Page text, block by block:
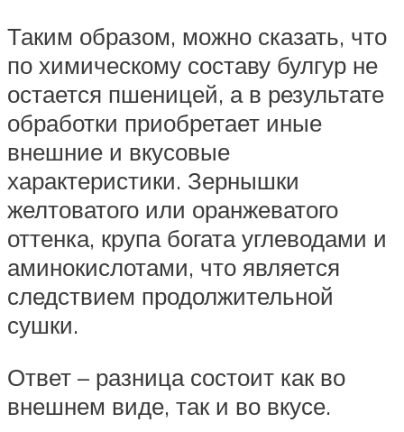
Таким образом, можно сказать, что
по химическому составу булгур не
остается пшеницей, а в результате
обработки приобретает иные
внешние и вкусовые
характеристики. Зернышки
желтоватого или оранжеватого
оттенка, крупа богата углеводами и
аминокислотами, что является
следствием продолжительной
сушки.
Ответ – разница состоит как во
внешнем виде, так и во вкусе.